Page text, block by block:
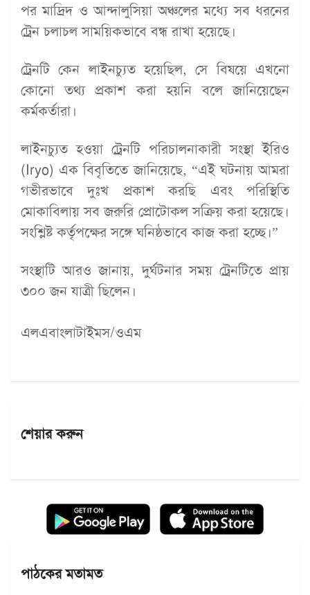
পর মাদ্রিদ ও আন্দালুসিয়া অঞ্চলের মধ্যে সব ধরনের
ট্রেন চলাচল সাময়িকভাবে বন্ধ রাখা হয়েছে।
ট্রেনটি কেন লাইনচ্যুত হয়েছিল, সে বিষয়ে এখনো
কোনো তথ্য প্রকাশ করা হয়নি বলে জানিয়েছেন
কর্মকর্তারা।
লাইনচ্যুত হওয়া ট্রেনটি পরিচালনাকারী সংস্থা ইরিও
(Iryo) এক বিবৃতিতে জানিয়েছে, “এই ঘটনায় আমরা
গভীরভাবে দুঃখ প্রকাশ করছি এবং পরিস্থিতি
মোকাবিলায় সব জরুরি প্রোটোকল সক্রিয় করা হয়েছে।
সংশ্লিষ্ট কর্তৃপক্ষের সঙ্গে ঘনিষ্ঠভাবে কাজ করা হচ্ছে।”
সংস্থাটি আরও জানায়, দুর্ঘটনার সময় ট্রেনটিতে প্রায়
৩০০ জন যাত্রী ছিলেন।
এলএবাংলাটাইমস/ওএম
শেয়ার করুন
পাঠকের মতামত